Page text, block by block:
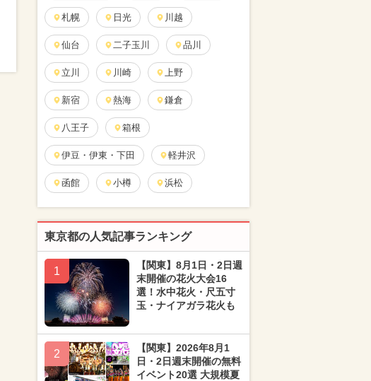
札幌 日光 川越
仙台 二子玉川 品川
立川 川崎 上野
新宿 熱海 鎌倉
八王子 箱根
伊豆・伊東・下田 軽井沢
函館 小樽 浜松
東京都の人気記事ランキング
1
【関東】8月1日・2日週
末開催の花火大会16
選！水中花火・尺五寸
玉・ナイアガラ花火も
2
【関東】2026年8月1
日・2日週末開催の無料
イベント20選 大規模夏